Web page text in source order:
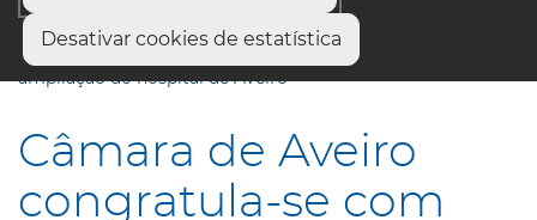
Desativar cookies de estatística
Início
Câmara de Aveiro congratula-se com avanço do projeto de
ampliação do hospital de Aveiro
Câmara de Aveiro
congratula-se com